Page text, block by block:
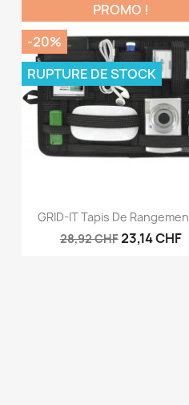
Aperçu rapide
GRID-IT Tapis De
28,92 CHF23,14 CHF
PROMO !
-20%
RUPTURE DE STOCK